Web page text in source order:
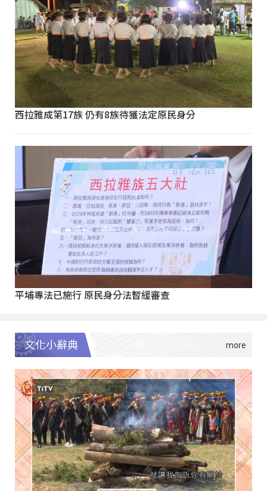
西拉雅成第17族 仍有8族待獲法定原民身分
平埔專法已施行 原民身分法暫緩審查
文化小辭典